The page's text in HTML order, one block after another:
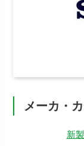
メーカ・
新